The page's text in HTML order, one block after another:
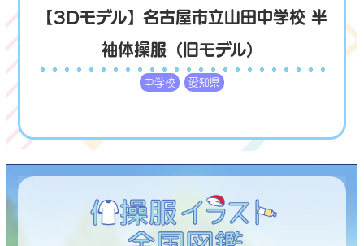
【3Dモデル】名古屋市立山田中学校 半
袖体操服（旧モデル）
中学校 愛知県